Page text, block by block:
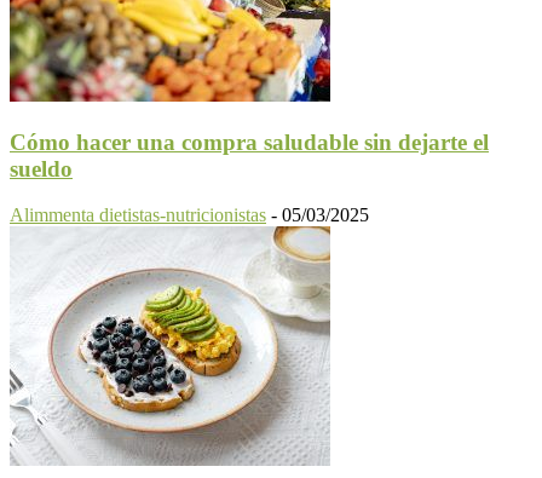
Cómo hacer una compra saludable sin dejarte el
sueldo
Alimmenta dietistas-nutricionistas - 05/03/2025